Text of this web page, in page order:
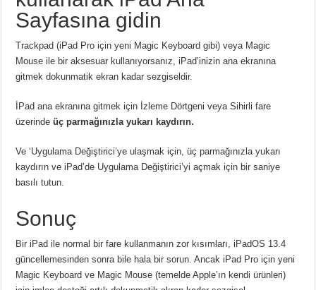
Sayfasına gidin
Trackpad (iPad Pro için yeni Magic Keyboard gibi) veya Magic
Mouse ile bir aksesuar kullanıyorsanız, iPad’inizin ana ekranına
gitmek dokunmatik ekran kadar sezgiseldir.
İPad ana ekranına gitmek için İzleme Dörtgeni veya Sihirli fare
üzerindeüç parmağınızla yukarı kaydırın.
Ve ‘Uygulama Değiştirici’ye ulaşmak için, üç parmağınızla yukarı
kaydırın ve iPad’de Uygulama Değiştirici’yi açmak için bir saniye
basılı tutun.
Sonuç
Bir iPad ile normal bir fare kullanmanın zor kısımları, iPadOS 13.4
güncellemesinden sonra bile hala bir sorun. Ancak iPad Pro için yeni
Magic Keyboard ve Magic Mouse (temelde Apple’ın kendi ürünleri)